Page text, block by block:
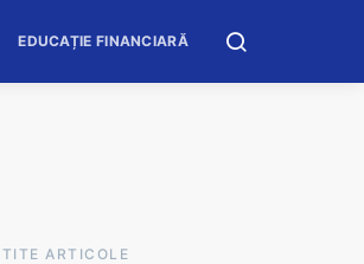
EDUCAȚIE FINANCIARĂ
ARTICOLE